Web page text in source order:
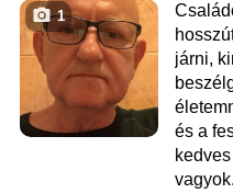
1
járni,
és a